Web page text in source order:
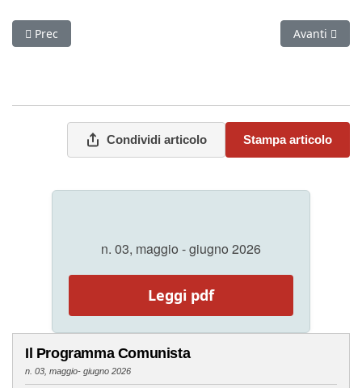
Articolo precedente: Sulla “Questione Israele-Palestina” (una
Prec Articolo
Avanti
Condividi articolo Stampa articolo
n. 03, maggio - giugno 2026
Leggi pdf
Il Programma Comunista
n. 03, maggio- giugno 2026